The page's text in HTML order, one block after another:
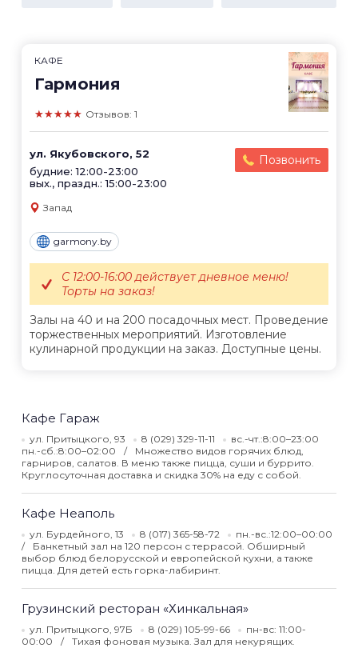
КАФЕ
Гармония
★★★★★ Отзывов: 1
ул. Якубовского, 52
будние: 12:00-23:00
вых., праздн.: 15:00-23:00
Позвонить
Запад
garmony.by
Залы на 40 и на 200 посадочных мест. Проведение
торжественных мероприятий. Изготовление
кулинарной продукции на заказ. Доступные цены.
С 12:00-16:00 действует дневное меню!
Торты на заказ!
Кафе Гараж
ул. Притыцкого, 93 8 (029) 329-11-11
вс.-чт.:8:00–23:00
пн.-сб.:8:00–02:00
Множество видов горячих блюд,
гарниров, салатов. В меню также пицца, суши и буррито.
Круглосуточная доставка и скидка 30% на еду с собой.
Кафе Неаполь
ул. Бурдейного, 13 8 (017) 365-58-72
пн.-вс.:12:00–00:00
Банкетный зал на 120 персон с террасой. Обширный
выбор блюд белорусской и европейской кухни, а также
пицца. Для детей есть горка-лабиринт.
Грузинский ресторан «Хинкальная»
ул. Притыцкого, 97Б 8 (029) 105-99-66
пн-вс: 11:00-
00:00
Тихая фоновая музыка. Зал для некурящих.